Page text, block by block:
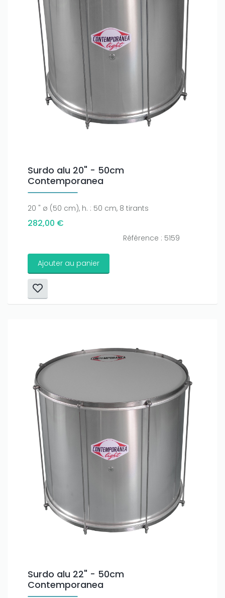
Surdo alu 20" - 50cm
Contemporanea
20 " ø (50 cm), h. : 50 cm, 8 tirants
282,00 €
Référence : 5159
Ajouter au panier
Surdo alu 22" - 50cm
Contemporanea
amount on your credits!